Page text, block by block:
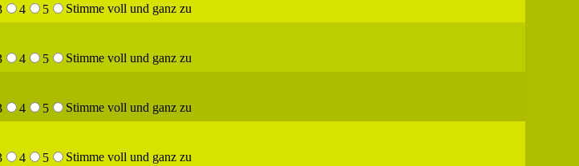
4 5
Stimme voll und ganz zu
4 5
Stimme voll und ganz zu
4 5
Stimme voll und ganz zu
4 5
Stimme voll und ganz zu